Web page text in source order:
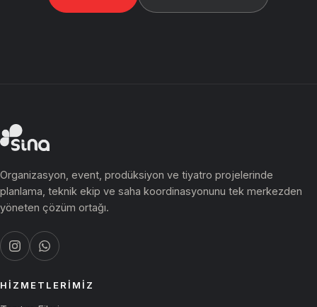
Organizasyon, event, prodüksiyon ve tiyatro projelerinde
planlama, teknik ekip ve saha koordinasyonunu tek merkezden
yöneten çözüm ortağı.
HIZMETLERIMIZ